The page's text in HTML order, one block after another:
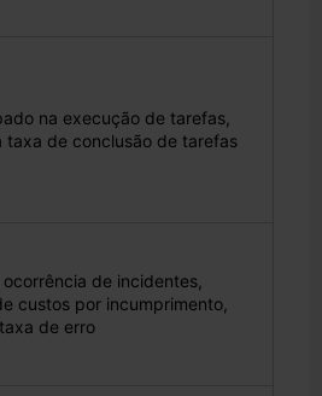
na execução de tarefas,
taxa de conclusão de tarefas
de incidentes,
custos por incumprimento,
de erro